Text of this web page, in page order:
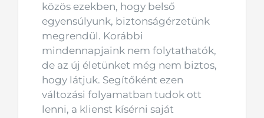
közös ezekben, hogy belső
egyensúlyunk, biztonságérzetünk
megrendül. Korábbi
mindennapjaink nem folytathatók,
de az új életünket még nem biztos,
hogy látjuk. Segítőként ezen
változási folyamatban tudok ott
lenni, a klienst kísérni saját